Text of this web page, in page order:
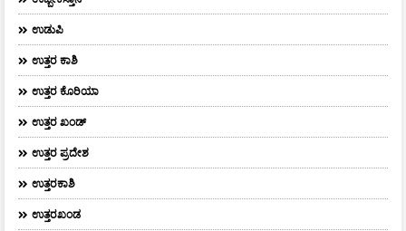
ಉಡುಪಿ
ಉತ್ತರ ಕಾಶಿ
ಉತ್ತರ ಕೊರಿಯಾ
ಉತ್ತರ ಖಂಡ್
ಉತ್ತರ ಪ್ರದೇಶ
ಉತ್ತರಕಾಶಿ
ಉತ್ತರಖಂಡ